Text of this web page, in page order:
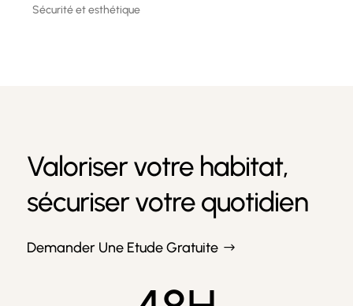
Sécurité et esthétique
Valoriser votre habitat,
sécuriser votre quotidien
Demander Une Etude Gratuite